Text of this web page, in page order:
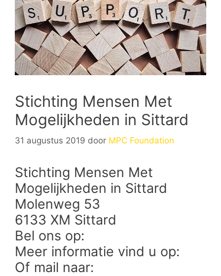
Stichting Mensen Met
Mogelijkheden in Sittard
31 augustus 2019 door MPC Foundation
Stichting Mensen Met
Mogelijkheden in Sittard
Molenweg 53
6133 XM Sittard
Bel ons op:
Meer informatie vind u op:
Of mail naar: